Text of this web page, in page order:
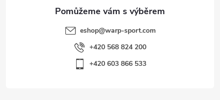
eshop@warp-sport.com
+420 568 824 200
+420 603 866 533